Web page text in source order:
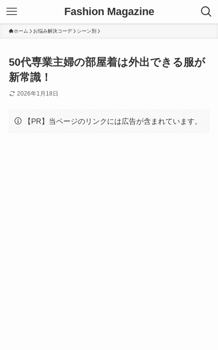
Fashion Magazine
ホーム お悩み解決コーデ シーン別
50代専業主婦の部屋着は外出できる服が
新常識！
2026年1月18日
【PR】当ページのリンクには広告が含まれています。